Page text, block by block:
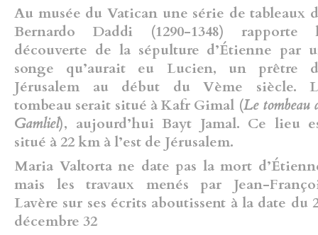
Au musée du Vatican une série de tableaux
Bernardo Daddi (1290-1348) rapporte
découverte de la sépulture d’Étienne par
songe qu’aurait eu Lucien, un prêtre
Jérusalem au début du Vème siècle.
tombeau serait situé à Kafr Gimal (Le tombeau
Gamliel), aujourd’hui Bayt Jamal. Ce lieu
situé à 22 km à l’est de Jérusalem.
Maria Valtorta ne date pas la mort
mais les travaux menés par Jean-
Lavère sur ses écrits aboutissent à la date du
décembre 32